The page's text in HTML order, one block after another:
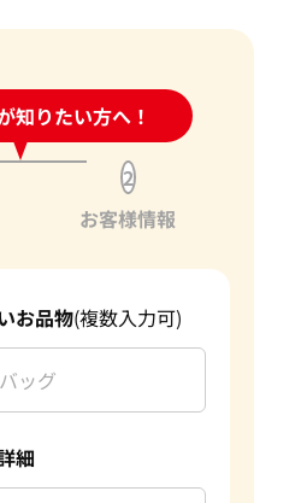
知りたい方へ！
い合わせフォーム
2
お客様情報
お品物(複数入力可)
細